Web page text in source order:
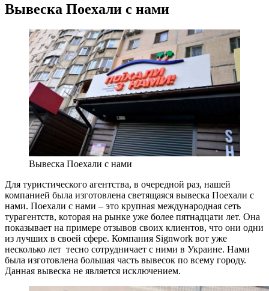
Вывеска Поехали с нами
Вывеска Поехали с нами
Для туристического агентства, в очередной раз, нашей
компанией была изготовлена светящаяся вывеска Поехали с
нами. Поехали с нами – это крупная международная сеть
турагентств, которая на рынке уже более пятнадцати лет. Она
показывает на примере отзывов своих клиентов, что они одни
из лучших в своей сфере. Компания Signwork вот уже
несколько лет тесно сотрудничает с ними в Украине. Нами
была изготовлена большая часть вывесок по всему городу.
Данная вывеска не является исключением.